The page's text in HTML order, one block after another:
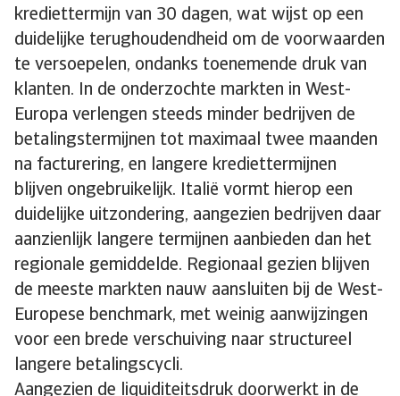
krediettermijn van 30 dagen, wat wijst op een
duidelijke terughoudendheid om de voorwaarden
te versoepelen, ondanks toenemende druk van
klanten. In de onderzochte markten in West-
Europa verlengen steeds minder bedrijven de
betalingstermijnen tot maximaal twee maanden
na facturering, en langere krediettermijnen
blijven ongebruikelijk. Italië vormt hierop een
duidelijke uitzondering, aangezien bedrijven daar
aanzienlijk langere termijnen aanbieden dan het
regionale gemiddelde. Regionaal gezien blijven
de meeste markten nauw aansluiten bij de West-
Europese benchmark, met weinig aanwijzingen
voor een brede verschuiving naar structureel
langere betalingscycli.
Aangezien de liquiditeitsdruk doorwerkt in de